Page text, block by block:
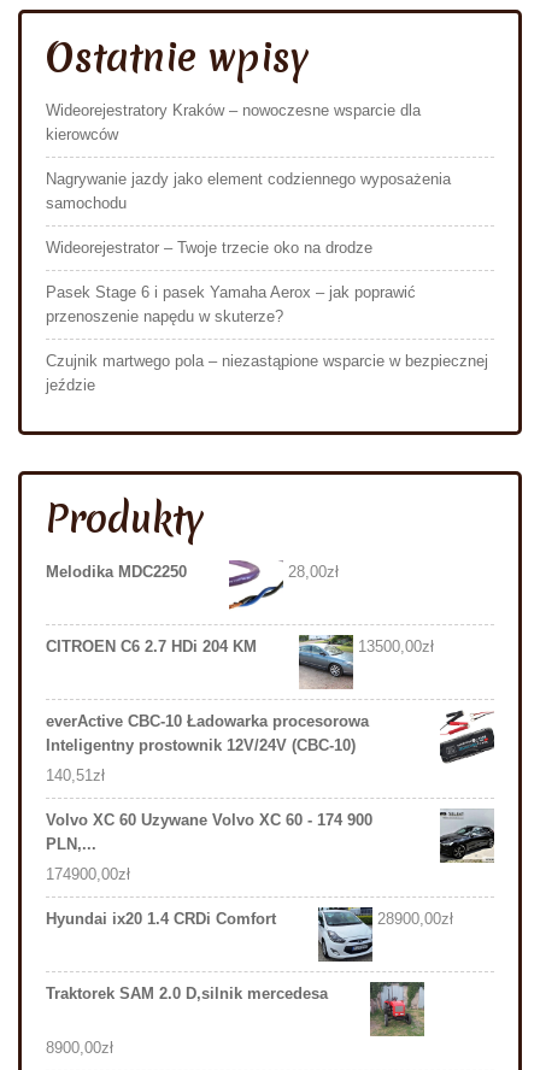
Ostatnie wpisy
Wideorejestratory Kraków – nowoczesne wsparcie dla
kierowców
Nagrywanie jazdy jako element codziennego wyposażenia
samochodu
Wideorejestrator – Twoje trzecie oko na drodze
Pasek Stage 6 i pasek Yamaha Aerox – jak poprawić
przenoszenie napędu w skuterze?
Czujnik martwego pola – niezastąpione wsparcie w bezpiecznej
jeździe
Produkty
Melodika MDC2250 28,00zł
CITROEN C6 2.7 HDi 204 KM 13500,00zł
everActive CBC-10 Ładowarka procesorowa
Inteligentny prostownik 12V/24V (CBC-10)
140,51zł
Volvo XC 60 Uzywane Volvo XC 60 - 174 900
PLN,...
174900,00zł
Hyundai ix20 1.4 CRDi Comfort 28900,00zł
Traktorek SAM 2.0 D,silnik mercedesa
8900,00zł